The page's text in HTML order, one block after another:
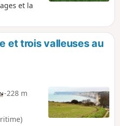
et la
et trois valleuses au
-228 m